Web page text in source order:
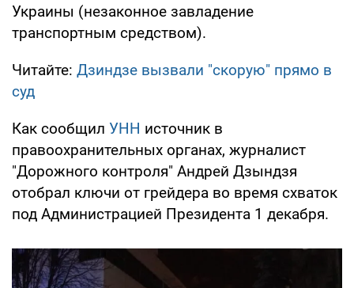
Украины (незаконное завладение
транспортным средством).
Читайте: Дзиндзе вызвали "скорую" прямо в
суд
Как сообщил УНН источник в
правоохранительных органах, журналист
"Дорожного контроля" Андрей Дзындзя
отобрал ключи от грейдера во время схваток
под Администрацией Президента 1 декабря.